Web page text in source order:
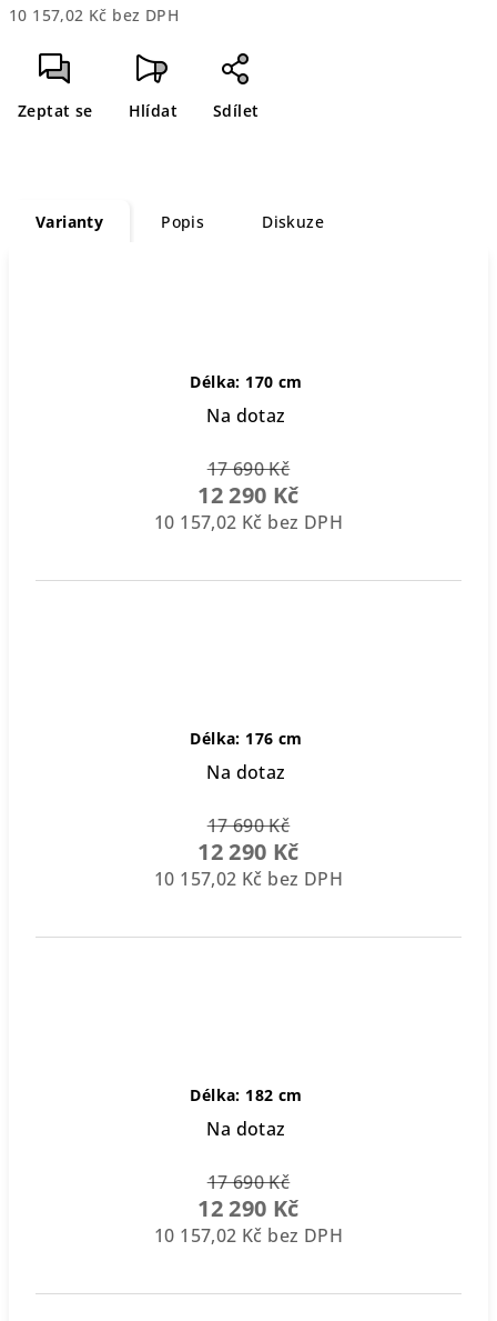
10 157,02 Kč bez DPH
cena:
Zeptat se Hlídat Sdílet
Varianty Popis Diskuze
Délka: 170 cm
Na dotaz
17 690 Kč
12 290 Kč
10 157,02 Kč bez DPH
Délka: 176 cm
Na dotaz
17 690 Kč
12 290 Kč
10 157,02 Kč bez DPH
Délka: 182 cm
Na dotaz
17 690 Kč
12 290 Kč
10 157,02 Kč bez DPH